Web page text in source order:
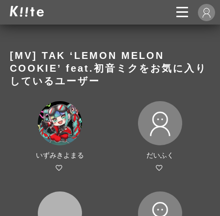
[MV] TAK ‘LEMON MELON
COOKIE’ feat.初音ミクをお気に入り
しているユーザー
いずみきよまる だいふく